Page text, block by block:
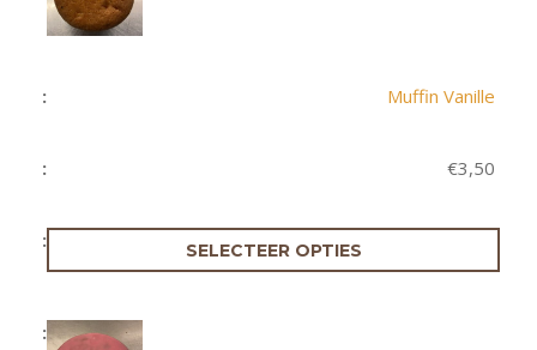
Muffin Vanille
€3,50
SELECTEER OPTIES